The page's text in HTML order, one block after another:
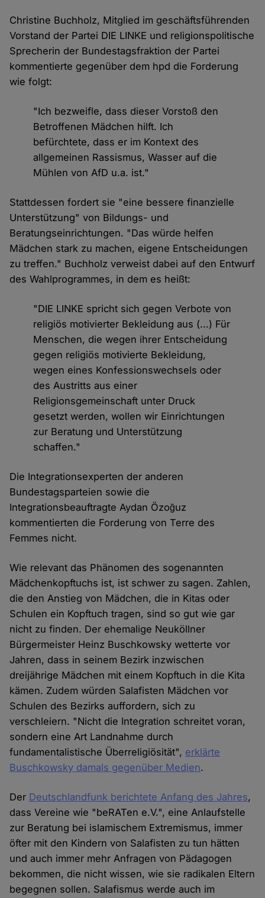
Christine Buchholz, Mitglied im geschäftsführenden
Vorstand der Partei DIE LINKE und religionspolitische
Sprecherin der Bundestagsfraktion der Partei
kommentierte gegenüber dem hpd die Forderung
wie folgt:
"Ich bezweifle, dass dieser Vorstoß den
Betroffenen Mädchen hilft. Ich
befürchtete, dass er im Kontext des
allgemeinen Rassismus, Wasser auf die
Mühlen von AfD u.a. ist."
Stattdessen fordert sie "eine bessere finanzielle
Unterstützung" von Bildungs- und
Beratungseinrichtungen. "Das würde helfen
Mädchen stark zu machen, eigene Entscheidungen
zu treffen." Buchholz verweist dabei auf den Entwurf
des Wahlprogrammes, in dem es heißt:
"DIE LINKE spricht sich gegen Verbote von
religiös motivierter Bekleidung aus (...) Für
Menschen, die wegen ihrer Entscheidung
gegen religiös motivierte Bekleidung,
wegen eines Konfessionswechsels oder
des Austritts aus einer
Religionsgemeinschaft unter Druck
gesetzt werden, wollen wir Einrichtungen
zur Beratung und Unterstützung
schaffen."
Die Integrationsexperten der anderen
Bundestagsparteien sowie die
Integrationsbeauftragte Aydan Özoğuz
kommentierten die Forderung von Terre des
Femmes nicht.
Wie relevant das Phänomen des sogenannten
Mädchenkopftuchs ist, ist schwer zu sagen. Zahlen,
die den Anstieg von Mädchen, die in Kitas oder
Schulen ein Kopftuch tragen, sind so gut wie gar
nicht zu finden. Der ehemalige Neuköllner
Bürgermeister Heinz Buschkowsky wetterte vor
Jahren, dass in seinem Bezirk inzwischen
dreijährige Mädchen mit einem Kopftuch in die Kita
kämen. Zudem würden Salafisten Mädchen vor
Schulen des Bezirks auffordern, sich zu
verschleiern. "Nicht die Integration schreitet voran,
sondern eine Art Landnahme durch
fundamentalistische Überreligiösität", erklärte
Buschkowsky damals gegenüber Medien.
Der Deutschlandfunk berichtete Anfang des Jahres,
dass Vereine wie "beRATen e.V.", eine Anlaufstelle
zur Beratung bei islamischem Extremismus, immer
öfter mit den Kindern von Salafisten zu tun hätten
und auch immer mehr Anfragen von Pädagogen
bekommen, die nicht wissen, wie sie radikalen Eltern
begegnen sollen. Salafismus werde auch im